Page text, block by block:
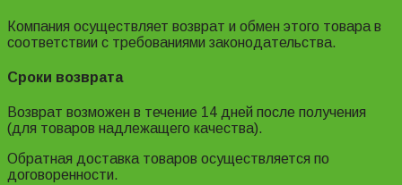
Компания осуществляет возврат и обмен этого товара в
соответствии с требованиями законодательства.
Сроки возврата
Возврат возможен в течение 14 дней после получения
(для товаров надлежащего качества).
Обратная доставка товаров осуществляется по
договоренности.